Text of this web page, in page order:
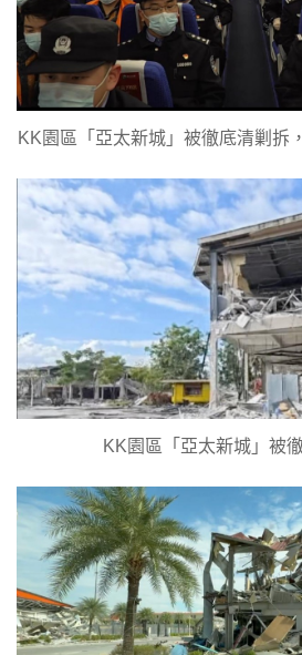
KK園區「亞太新城」被徹底清剿拆
KK園區「亞太新城」被